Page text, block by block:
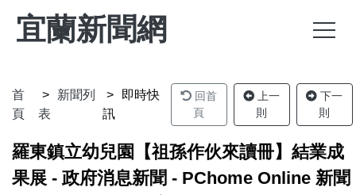
宜蘭新聞網
首
頁
新聞列
表
即時快
訊
回首
頁
上一
則
下一
則
羅東鎮立幼兒園【祖孫作伙來讀冊】結業成
果展 - 政府消息新聞 - PChome Online 新聞